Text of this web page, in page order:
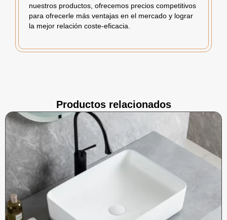
nuestros productos, ofrecemos precios competitivos
para ofrecerle más ventajas en el mercado y lograr
la mejor relación coste-eficacia.
Productos relacionados